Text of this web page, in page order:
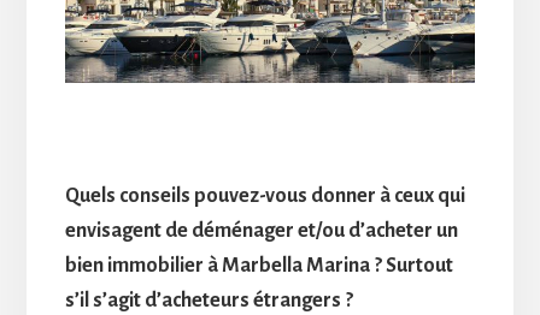
Quels conseils pouvez-vous donner à ceux qui
envisagent de déménager et/ou d’acheter un
bien immobilier à Marbella Marina ? Surtout
s’il s’agit d’acheteurs étrangers ?